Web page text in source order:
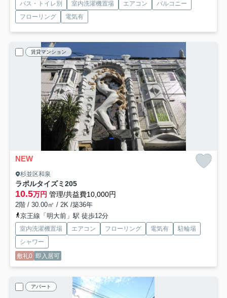
バス・トイレ別 室内洗濯機置場 エアコン
バルコニー
フローリング
電気有
賃貸マンション
NEW
杉並区和泉
ラポルタイズミ 205
10.5万円 管理/共益費10,000円
2階 / 30.00㎡ / 2K /築36年
京王線「明大前」駅 徒歩12分
室内洗濯機置場 エアコン フローリング 電気有
駐輪場
シャワー
敷礼0 即入居可
アパート